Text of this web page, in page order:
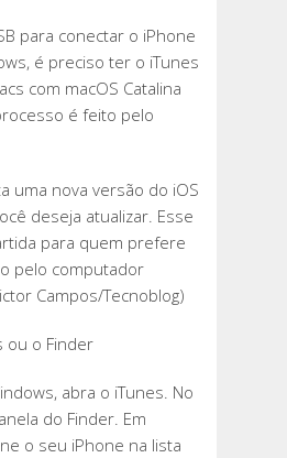
para conectar o iPhone
é preciso ter o iTunes
com macOS Catalina
é feito pelo
uma nova versão do iOS
deseja atualizar. Esse
para quem prefere
pelo computador
Campos/Tecnoblog)
ou o Finder
abra o iTunes. No
do Finder. Em
o seu iPhone na lista